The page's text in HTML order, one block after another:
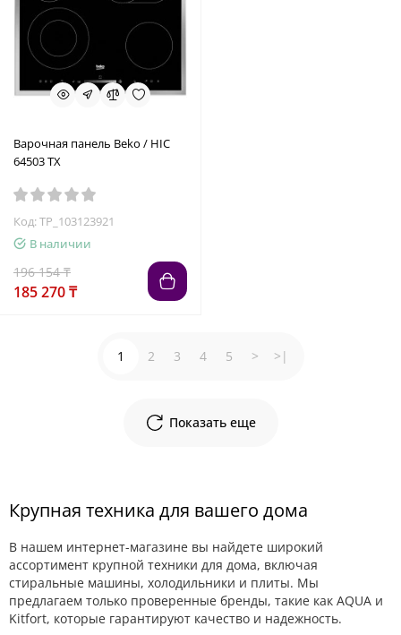
Варочная панель Beko / HIC
64503 TX
Код: TP_103123921
В наличии
196 154 ₸
185 270 ₸
Показать еще
1 2 3 4 5 > >|
Крупная техника для вашего дома
В нашем интернет-магазине вы найдете широкий
ассортимент крупной техники для дома, включая
стиральные машины, холодильники и плиты. Мы
предлагаем только проверенные бренды, такие как AQUA и
Kitfort, которые гарантируют качество и надежность.